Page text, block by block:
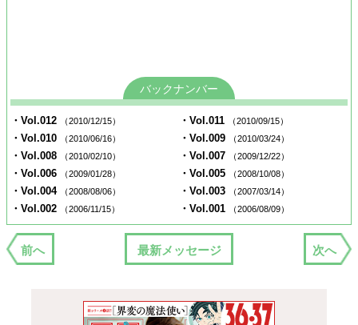
バックナンバー
・Vol.012 （2010/12/15） ・Vol.011 （2010/09/15）
・Vol.010 （2010/06/16） ・Vol.009 （2010/03/24）
・Vol.008 （2010/02/10） ・Vol.007 （2009/12/22）
・Vol.006 （2009/01/28） ・Vol.005 （2008/10/08）
・Vol.004 （2008/08/06） ・Vol.003 （2007/03/14）
・Vol.002 （2006/11/15） ・Vol.001 （2006/08/09）
前へ 最新メッセージ 次へ